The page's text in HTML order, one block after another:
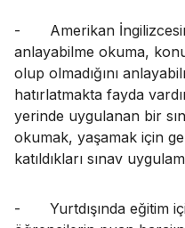
-
Amerikan
anlayabilme okuma,
olup olmadığını
hatırlatmakta fayda
yerinde uygulanan bir
okumak, yaşamak için
katıldıkları sınav
-
Yurtdışında eğitim